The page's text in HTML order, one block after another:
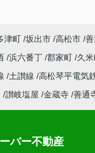
津町 坂出市 高松市
浜六番丁 郡家町 久
土讃線 高松琴平電気
讃岐塩屋 金蔵寺 善通
バー不動産